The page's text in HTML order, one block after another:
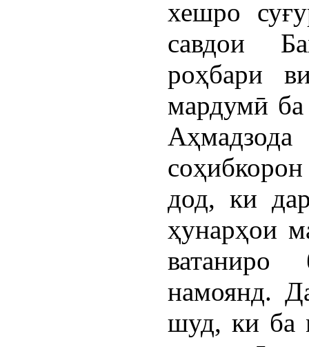
хешро
савдои
роҳбари
мардумӣ
дод, ки
ҳунарҳои
намоянд.
шуд, ки ба